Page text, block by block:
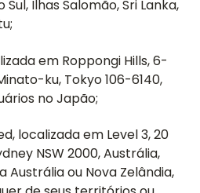
Sul, Ilhas Salomão, Sri Lanka,
em Roppongi Hills, 6-
ku, Tokyo 106-6140,
no Japão;
localizada em Level 3, 20
NSW 2000, Austrália,
Austrália ou Nova Zelândia,